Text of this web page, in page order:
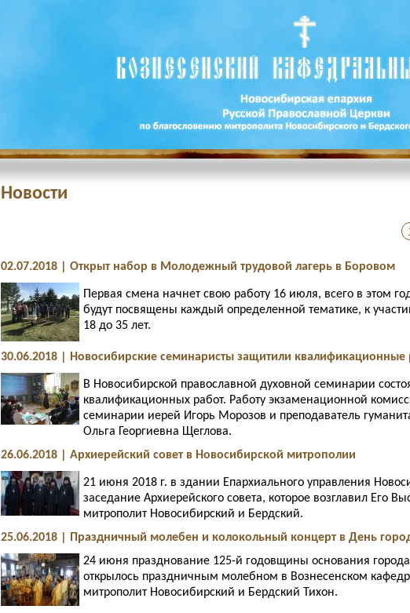
Новости
02.07.2018 | Открыт набор в Молодежный трудовой лагерь в Боровом
Первая смена начнет свою работу 16 июля, всего в этом
будут посвящены каждый определенной тематике, к
18 до 35 лет.
30.06.2018 | Новосибирские семинаристы защитили квалификационные
В Новосибирской православной духовной семинарии
квалификационных работ. Работу экзаменационной
семинарии иерей Игорь Морозов и преподаватель
Ольга Георгиевна Щеглова.
26.06.2018 | Архиерейский совет в Новосибирской митрополии
21 июня 2018 г. в здании Епархиального управления
заседание Архиерейского совета, которое возглавил Его
митрополит Новосибирский и Бердский.
25.06.2018 | Праздничный молебен и колокольный концерт в День
24 июня празднование 125-й годовщины основания
открылось праздничным молебном в Вознесенском
митрополит Новосибирский и Бердский Тихон.